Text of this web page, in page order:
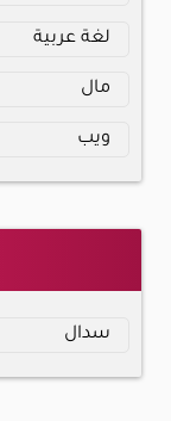
لغة عربية
مال
ويب
سدال